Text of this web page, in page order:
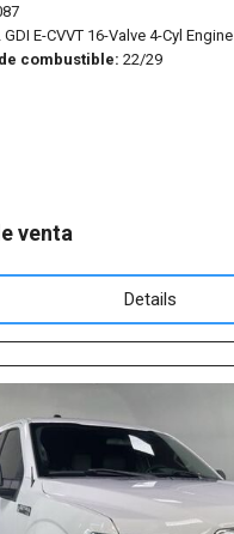
GDI E-CVVT 16-Valve 4-Cyl Engine
combustible 22/29
venta
Details